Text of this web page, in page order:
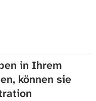
in Ihrem
können sie